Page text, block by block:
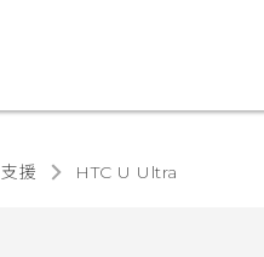
支援 HTC U Ultra‎